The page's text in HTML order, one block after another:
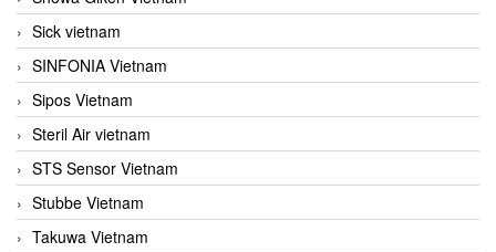
Sick vietnam
SINFONIA Vietnam
Sipos Vietnam
Steril Air vietnam
STS Sensor Vietnam
Stubbe Vietnam
Takuwa Vietnam